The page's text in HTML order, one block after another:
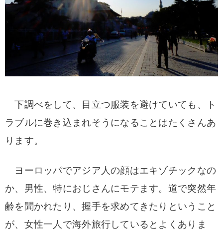
下調べをして、目立つ服装を避けていても、ト
ラブルに巻き込まれそうになることはたくさんあ
ります。
ヨーロッパでアジア人の顔はエキゾチックなの
か、男性、特におじさんにモテます。道で突然年
齢を聞かれたり、握手を求めてきたりということ
が、女性一人で海外旅行しているとよくありま